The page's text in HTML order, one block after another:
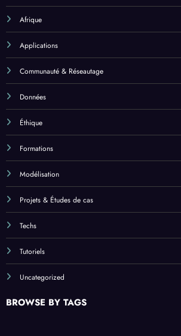
Afrique
Applications
Communauté & Réseautage
Données
Éthique
Formations
Modélisation
Projets & Études de cas
Techs
Tutoriels
Uncategorized
BROWSE BY TAGS